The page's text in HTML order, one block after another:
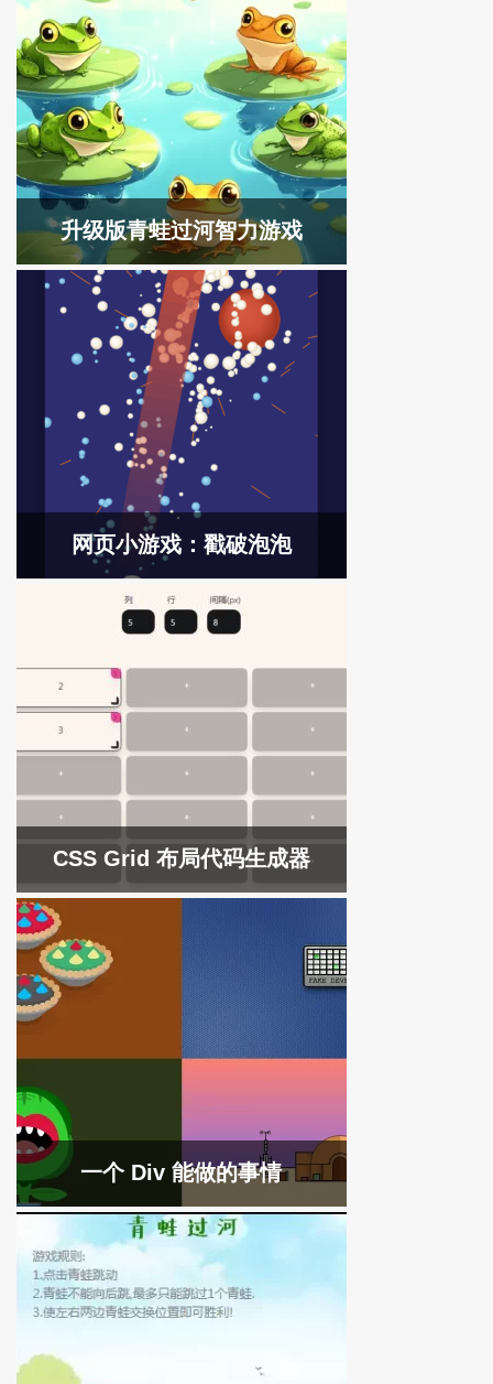
升级版青蛙过河智力游戏
网页小游戏：戳破泡泡
CSS Grid 布局代码生成器
一个 Div 能做的事情